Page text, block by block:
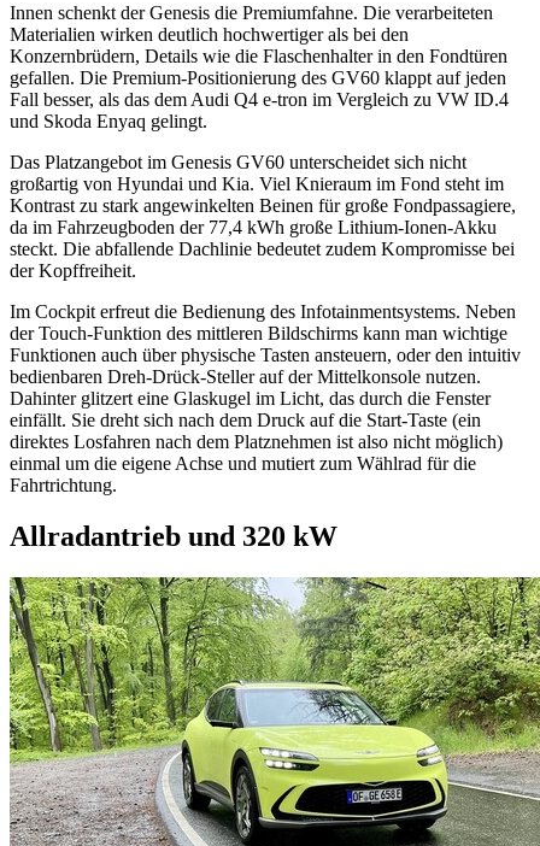
Innen schenkt der Genesis die Premiumfahne. Die verarbeiteten
Materialien wirken deutlich hochwertiger als bei den
Konzernbrüdern, Details wie die Flaschenhalter in den Fondtüren
gefallen. Die Premium-Positionierung des GV60 klappt auf jeden
Fall besser, als das dem Audi Q4 e-tron im Vergleich zu VW ID.4
und Skoda Enyaq gelingt.
Das Platzangebot im Genesis GV60 unterscheidet sich nicht
großartig von Hyundai und Kia. Viel Knieraum im Fond steht im
Kontrast zu stark angewinkelten Beinen für große Fondpassagiere,
da im Fahrzeugboden der 77,4 kWh große Lithium-Ionen-Akku
steckt. Die abfallende Dachlinie bedeutet zudem Kompromisse bei
der Kopffreiheit.
Im Cockpit erfreut die Bedienung des Infotainmentsystems. Neben
der Touch-Funktion des mittleren Bildschirms kann man wichtige
Funktionen auch über physische Tasten ansteuern, oder den intuitiv
bedienbaren Dreh-Drück-Steller auf der Mittelkonsole nutzen.
Dahinter glitzert eine Glaskugel im Licht, das durch die Fenster
einfällt. Sie dreht sich nach dem Druck auf die Start-Taste (ein
direktes Losfahren nach dem Platznehmen ist also nicht möglich)
einmal um die eigene Achse und mutiert zum Wählrad für die
Fahrtrichtung.
Allradantrieb und 320 kW